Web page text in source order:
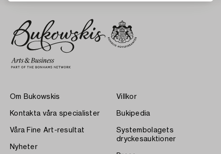
Om Bukowskis
Kontakta våra specialister
Våra Fine Art-resultat
Nyheter
Villkor
Bukipedia
Systembolagets
dryckesauktioner